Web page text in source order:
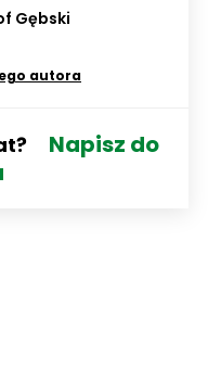
Gębski
autora
Napisz do